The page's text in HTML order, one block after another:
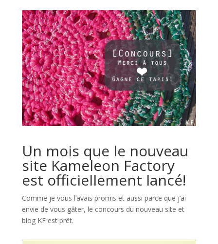
Un mois que le nouveau
site Kameleon Factory
est officiellement lancé!
Comme je vous l’avais promis et aussi parce que j’ai
envie de vous gâter, le concours du nouveau site et
blog KF est prêt.